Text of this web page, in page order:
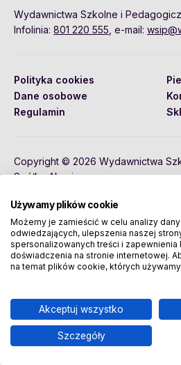
Wydawnictwa Szkolne i
Infolinia: 801 220 555 , e-mail:
Polityka cookies
Dane osobowe
Regulamin
Copyright © 2026 Wydawnictwa
Spółka Akcyjna
Używamy plików cookie
Możemy je zamieścić w celu analizy
odwiedzających, ulepszenia naszej
spersonalizowanych treści i zapewnienia
doświadczenia na stronie internetowej.
na temat plików cookie, których
Akceptuj wszystko
Szczegóły